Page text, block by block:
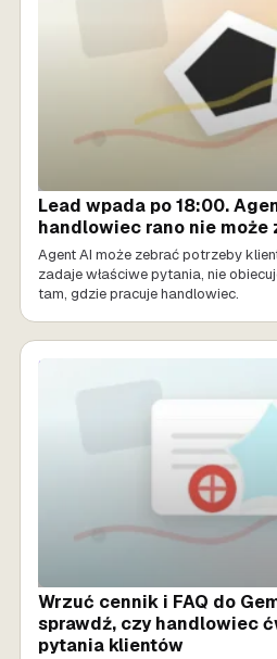
Lead wpada po 18:00.
handlowiec rano nie może
Agent AI może zebrać potrzeby
zadaje właściwe pytania, nie
tam, gdzie pracuje handlowiec.
SPRZEDAŻ AI
Wrzuć cennik i FAQ do
sprawdź, czy handlowiec
pytania klientów